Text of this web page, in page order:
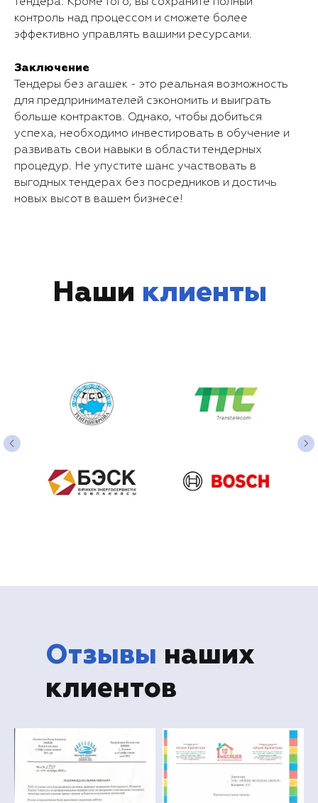
контроль над процессом и сможете более
эффективно управлять вашими ресурсами.
Заключение
Тендеры без агашек - это реальная возможность
для предпринимателей сэкономить и выиграть
больше контрактов. Однако, чтобы добиться
успеха, необходимо инвестировать в обучение и
развивать свои навыки в области тендерных
процедур. Не упустите шанс участвовать в
выгодных тендерах без посредников и достичь
новых высот в вашем бизнесе!
Наши клиенты
Отзывы наших
клиентов